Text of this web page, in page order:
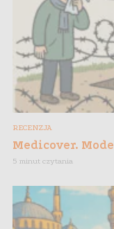
RECENZJA
Medicover.
5 minut czytania